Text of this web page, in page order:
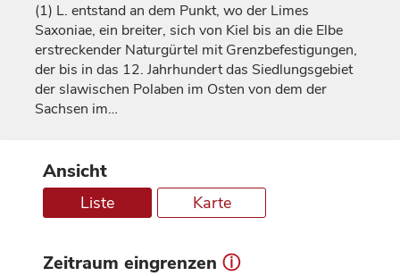
(1) L. entstand an dem Punkt, wo der Limes
Saxoniae, ein breiter, sich von Kiel bis an die Elbe
erstreckender Naturgürtel mit Grenzbefestigungen,
der bis in das 12. Jahrhundertdas Siedlungsgebiet
der slawischen Polaben im Osten von dem der
Sachsen im…
Ansicht
Liste Karte
Zeitraum eingrenzen ⓘ